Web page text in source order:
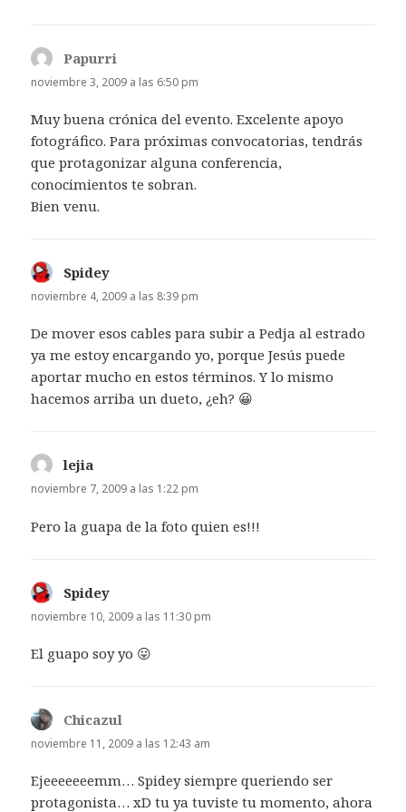
Papurri
noviembre 3, 2009 a las 6:50 pm
Muy buena crónica del evento. Excelente apoyo
fotográfico. Para próximas convocatorias, tendrás
que protagonizar alguna conferencia,
conocimientos te sobran.
Bien venu.
Spidey
noviembre 4, 2009 a las 8:39 pm
De mover esos cables para subir a Pedja al estrado
ya me estoy encargando yo, porque Jesús puede
aportar mucho en estos términos. Y lo mismo
hacemos arriba un dueto, ¿eh? 😀
lejia
noviembre 7, 2009 a las 1:22 pm
Pero la guapa de la foto quien es!!!
Spidey
noviembre 10, 2009 a las 11:30 pm
El guapo soy yo 😛
Chicazul
noviembre 11, 2009 a las 12:43 am
Ejeeeeeeemm… Spidey siempre queriendo ser
protagonista… xD tu ya tuviste tu momento, ahora